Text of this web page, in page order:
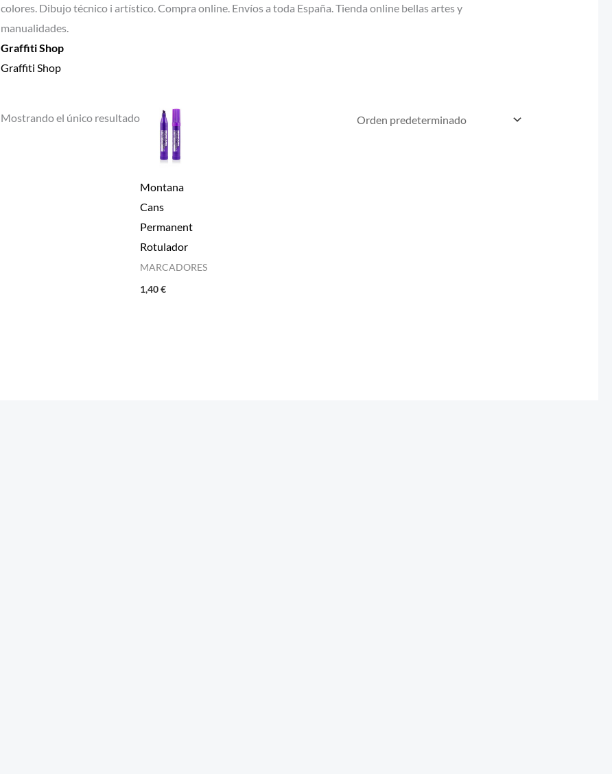
colores. Dibujo técnico i artístico. Compra online. Envíos a toda España. Tienda online bellas artes y
manualidades.
Graffiti Shop
Graffiti Shop
Mostrando el único resultado
Montana
Cans
Permanent
Rotulador
MARCADORES
1,40€